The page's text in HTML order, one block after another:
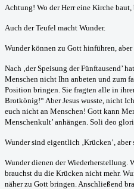
Achtung! Wo der Herr eine Kirche
Auch der Teufel macht Wunder.
Wunder können zu Gott hinführen,
Nach ‚der Speisung der Fünftausend’
Menschen nicht Ihn anbeten und zum
Position bringen. Sie fragten alle in
Brotkönig!“ Aber Jesus wusste, nicht
euch nicht an Menschen! Gott kann
Menschenkult’ anhängen. Soli deo
Wunder sind eigentlich ‚Krücken’, aber
Wunder dienen der Wiederherstellung.
brauchst du die Krücken nicht mehr.
näher zu Gott bringen. Anschließend